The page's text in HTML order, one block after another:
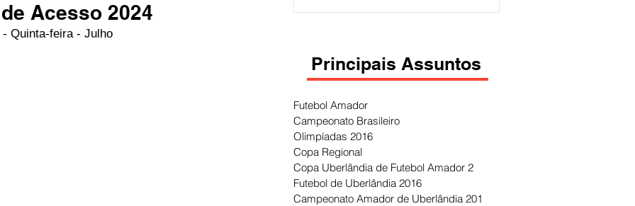
Acesso 2024
Quinta-feira - Julho
Principais Assuntos
Futebol Amador
Campeonato Brasileiro
Olimpíadas 2016
Copa Regional
Copa Uberlândia de Futebol Amador 2
Futebol de Uberlândia 2016
Campeonato Amador de Uberlândia 201